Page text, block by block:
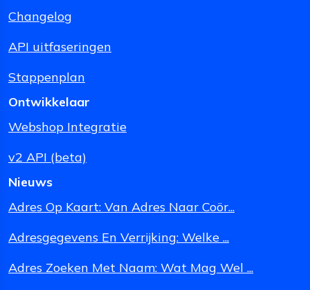
Changelog
API uitfaseringen
Stappenplan
Ontwikkelaar
Webshop Integratie
v2 API (beta)
Nieuws
Adres Op Kaart: Van Adres Naar Coör...
Adresgegevens En Verrijking: Welke ...
Adres Zoeken Met Naam: Wat Mag Wel ...